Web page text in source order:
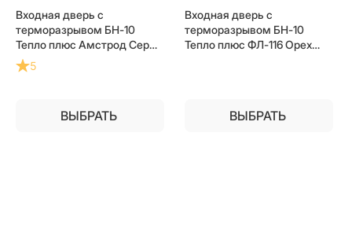
Входная дверь с
терморазрывом БН-10
Тепло плюс Амстрод Серый
софт рельеф для
загородного частного
5
ВЫБРАТЬ
Входная дверь с
терморазрывом БН-10
Тепло плюс ФЛ-116 Орех
ВЫБРАТЬ